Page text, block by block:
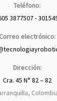
Teléfono:
3877507 -
Correo electrónico:
Dirección:
Cra. 45 N° 82 – 82